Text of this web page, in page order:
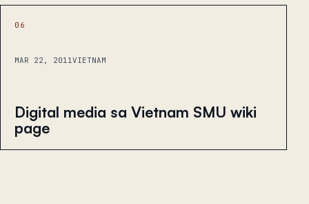
06
MAR 22, 2011 VIETNAM
Digital media sa Vietnam SMU wiki
page